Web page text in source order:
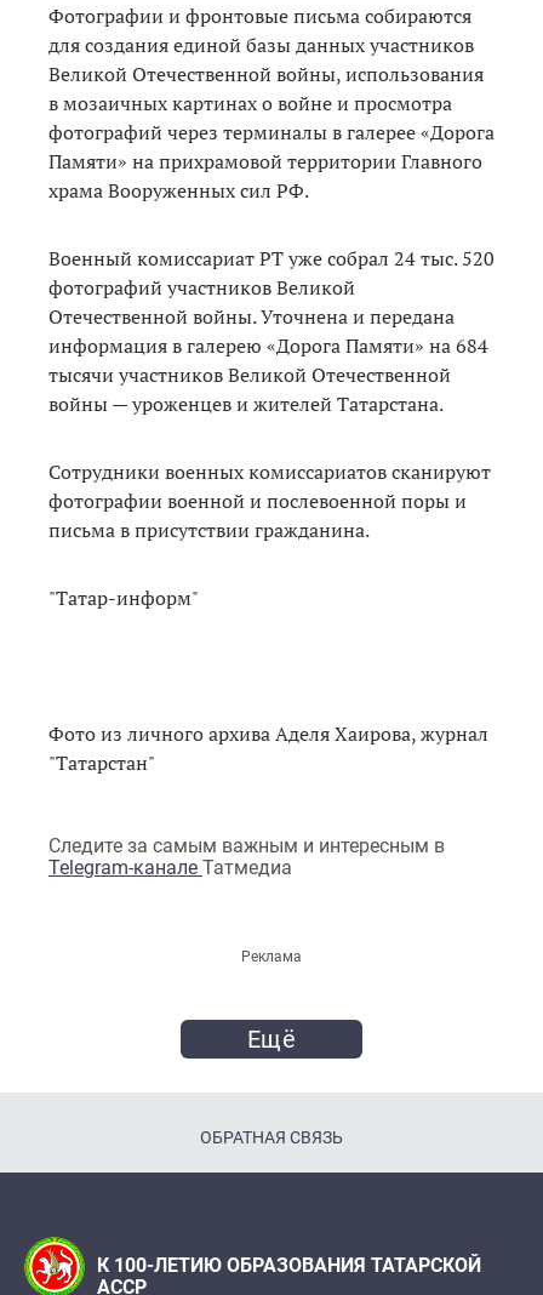
Фотографии и фронтовые письма собираются
для создания единой базы данных участников
Великой Отечественной войны, использования
в мозаичных картинах о войне и просмотра
фотографий через терминалы в галерее «Дорога
Памяти» на прихрамовой территории Главного
храма Вооруженных сил РФ.
Военный комиссариат РТ уже собрал 24 тыс. 520
фотографий участников Великой
Отечественной войны. Уточнена и передана
информация в галерею «Дорога Памяти» на 684
тысячи участников Великой Отечественной
войны — уроженцев и жителей Татарстана.
Сотрудники военных комиссариатов сканируют
фотографии военной и послевоенной поры и
письма в присутствии гражданина.
"Татар-информ"
Фото из личного архива Аделя Хаирова, журнал
"Татарстан"
Следите за самым важным и интересным в
Telegram-канале Татмедиа
Реклама
Ещё
ОБРАТНАЯ СВЯЗЬ
К 100-ЛЕТИЮ ОБРАЗОВАНИЯ ТАТАРСКОЙ
АССР